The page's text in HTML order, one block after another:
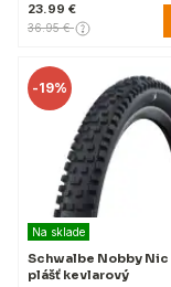
23.99 €
36.95 €
-19%
Na sklade
Schwalbe Nobby Nic
plášť kevlarový